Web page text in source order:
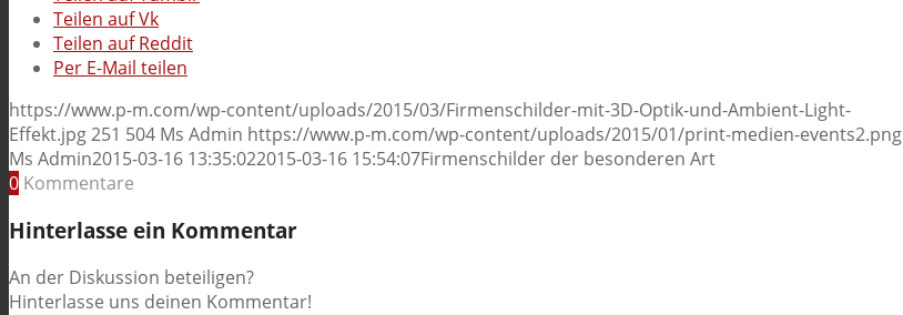
Teilen auf Vk
Teilen auf Reddit
Per E-Mail teilen
https://www.p-m.com/wp-content/uploads/2015/03/Firmenschilder-mit-3D-Optik-und-Ambient-Light-
Effekt.jpg251 504 Ms Admin https://www.p-m.com/wp-content/uploads/2015/01/print-medien-events2.png
Ms Admin2015-03-16 13:35:022015-03-16 15:54:07Firmenschilder der besonderen Art
0 Kommentare
Hinterlasse ein Kommentar
An der Diskussion beteiligen?
Hinterlasse uns deinen Kommentar!